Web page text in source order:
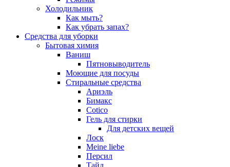
Холодильник
Как мыть?
Как убрать запах?
Средства для уборки
Бытовая химия
Ваниш
Пятновыводитель
Моющие для посуды
Стиральные средства
Ариэль
Бимакс
Cotico
Гель для стирки
Для детских вещей
Лоск
Meine liebe
Персил
Тайд